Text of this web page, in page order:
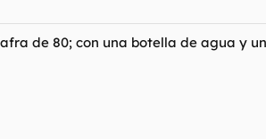
de 80; con una botella de agua y